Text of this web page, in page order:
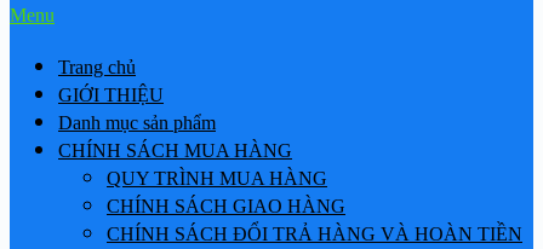
Menu
Trang chủ
GIỚI THIỆU
Danh mục sản phẩm
CHÍNH SÁCH MUA HÀNG
QUY TRÌNH MUA HÀNG
CHÍNH SÁCH GIAO HÀNG
CHÍNH SÁCH ĐỔI TRẢ HÀNG VÀ HOÀN TIỀN